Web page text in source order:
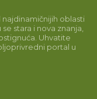
oblasti
stara i nova znanja,
Uhvatite
portal u